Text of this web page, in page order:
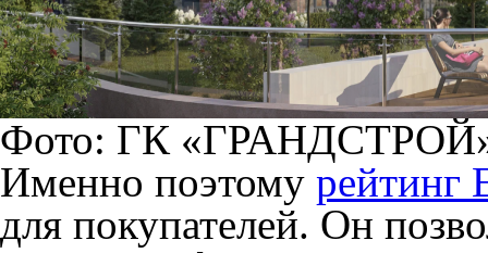
Фото: ГК
Именно поэтому рейтинг
для покупателей. Он